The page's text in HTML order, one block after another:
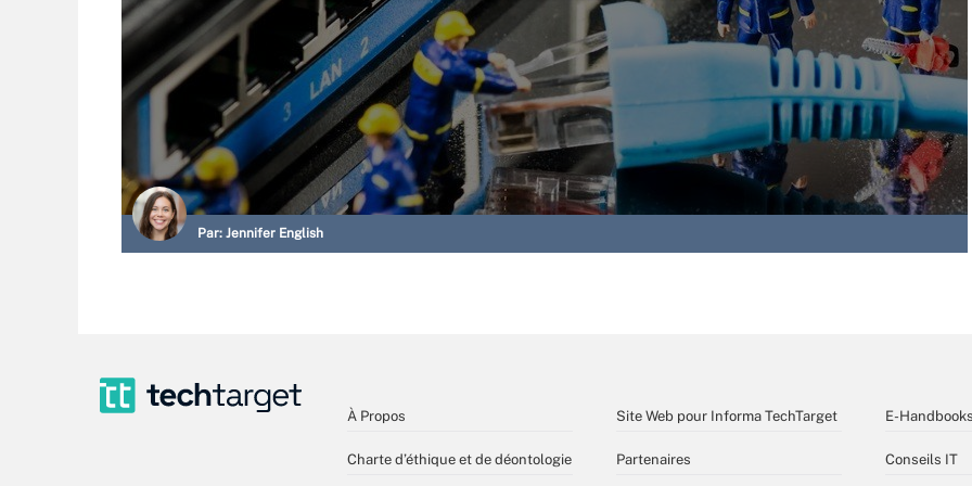
Par: Jennifer English
À Propos
Charte d’éthique et de déontologie
Site Web pour Informa TechTarget
Partenaires
E-
Conseils IT